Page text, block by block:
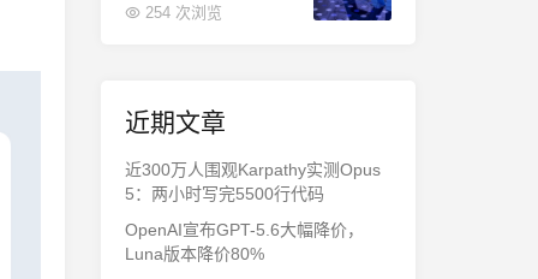
行，OpenAI本周全
254 次浏览
近期文章
近300万人围观Karpathy实测Opus
5：两小时写完5500行代码
OpenAI宣布GPT-5.6大幅降价，
Luna版本降价80%